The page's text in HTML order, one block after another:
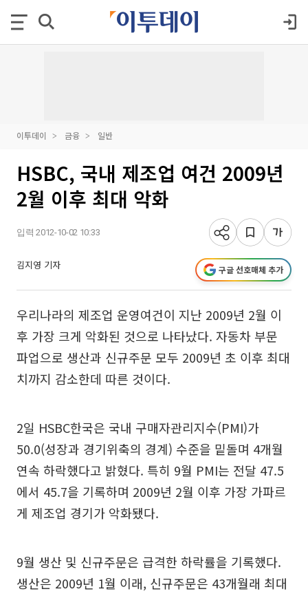
이투데이 금융 일반
HSBC, 국내 제조업 여건 2009년
2월 이후 최대 악화
입력 2012-10-02 10:33
김지영 기자 구글 선호매체 추가
우리나라의 제조업 운영여건이 지난 2009년 2월 이
후 가장 크게 악화된 것으로 나타났다. 자동차 부문
파업으로 생산과 신규주문 모두 2009년 초 이후 최대
치까지 감소한데 따른 것이다.
2일 HSBC한국은 국내 구매자관리지수(PMI)가
50.0(성장과 경기위축의 경계) 수준을 밑돌며 4개월
연속 하락했다고 밝혔다. 특히 9월 PMI는 전달 47.5
에서 45.7을 기록하며 2009년 2월 이후 가장 가파르
게 제조업 경기가 악화됐다.
9월 생산 및 신규주문은 급격한 하락률을 기록했다.
생산은 2009년 1월 이래, 신규주문은 43개월래 최대